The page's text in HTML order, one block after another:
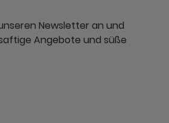
Newsletter an und
Angebote und süße